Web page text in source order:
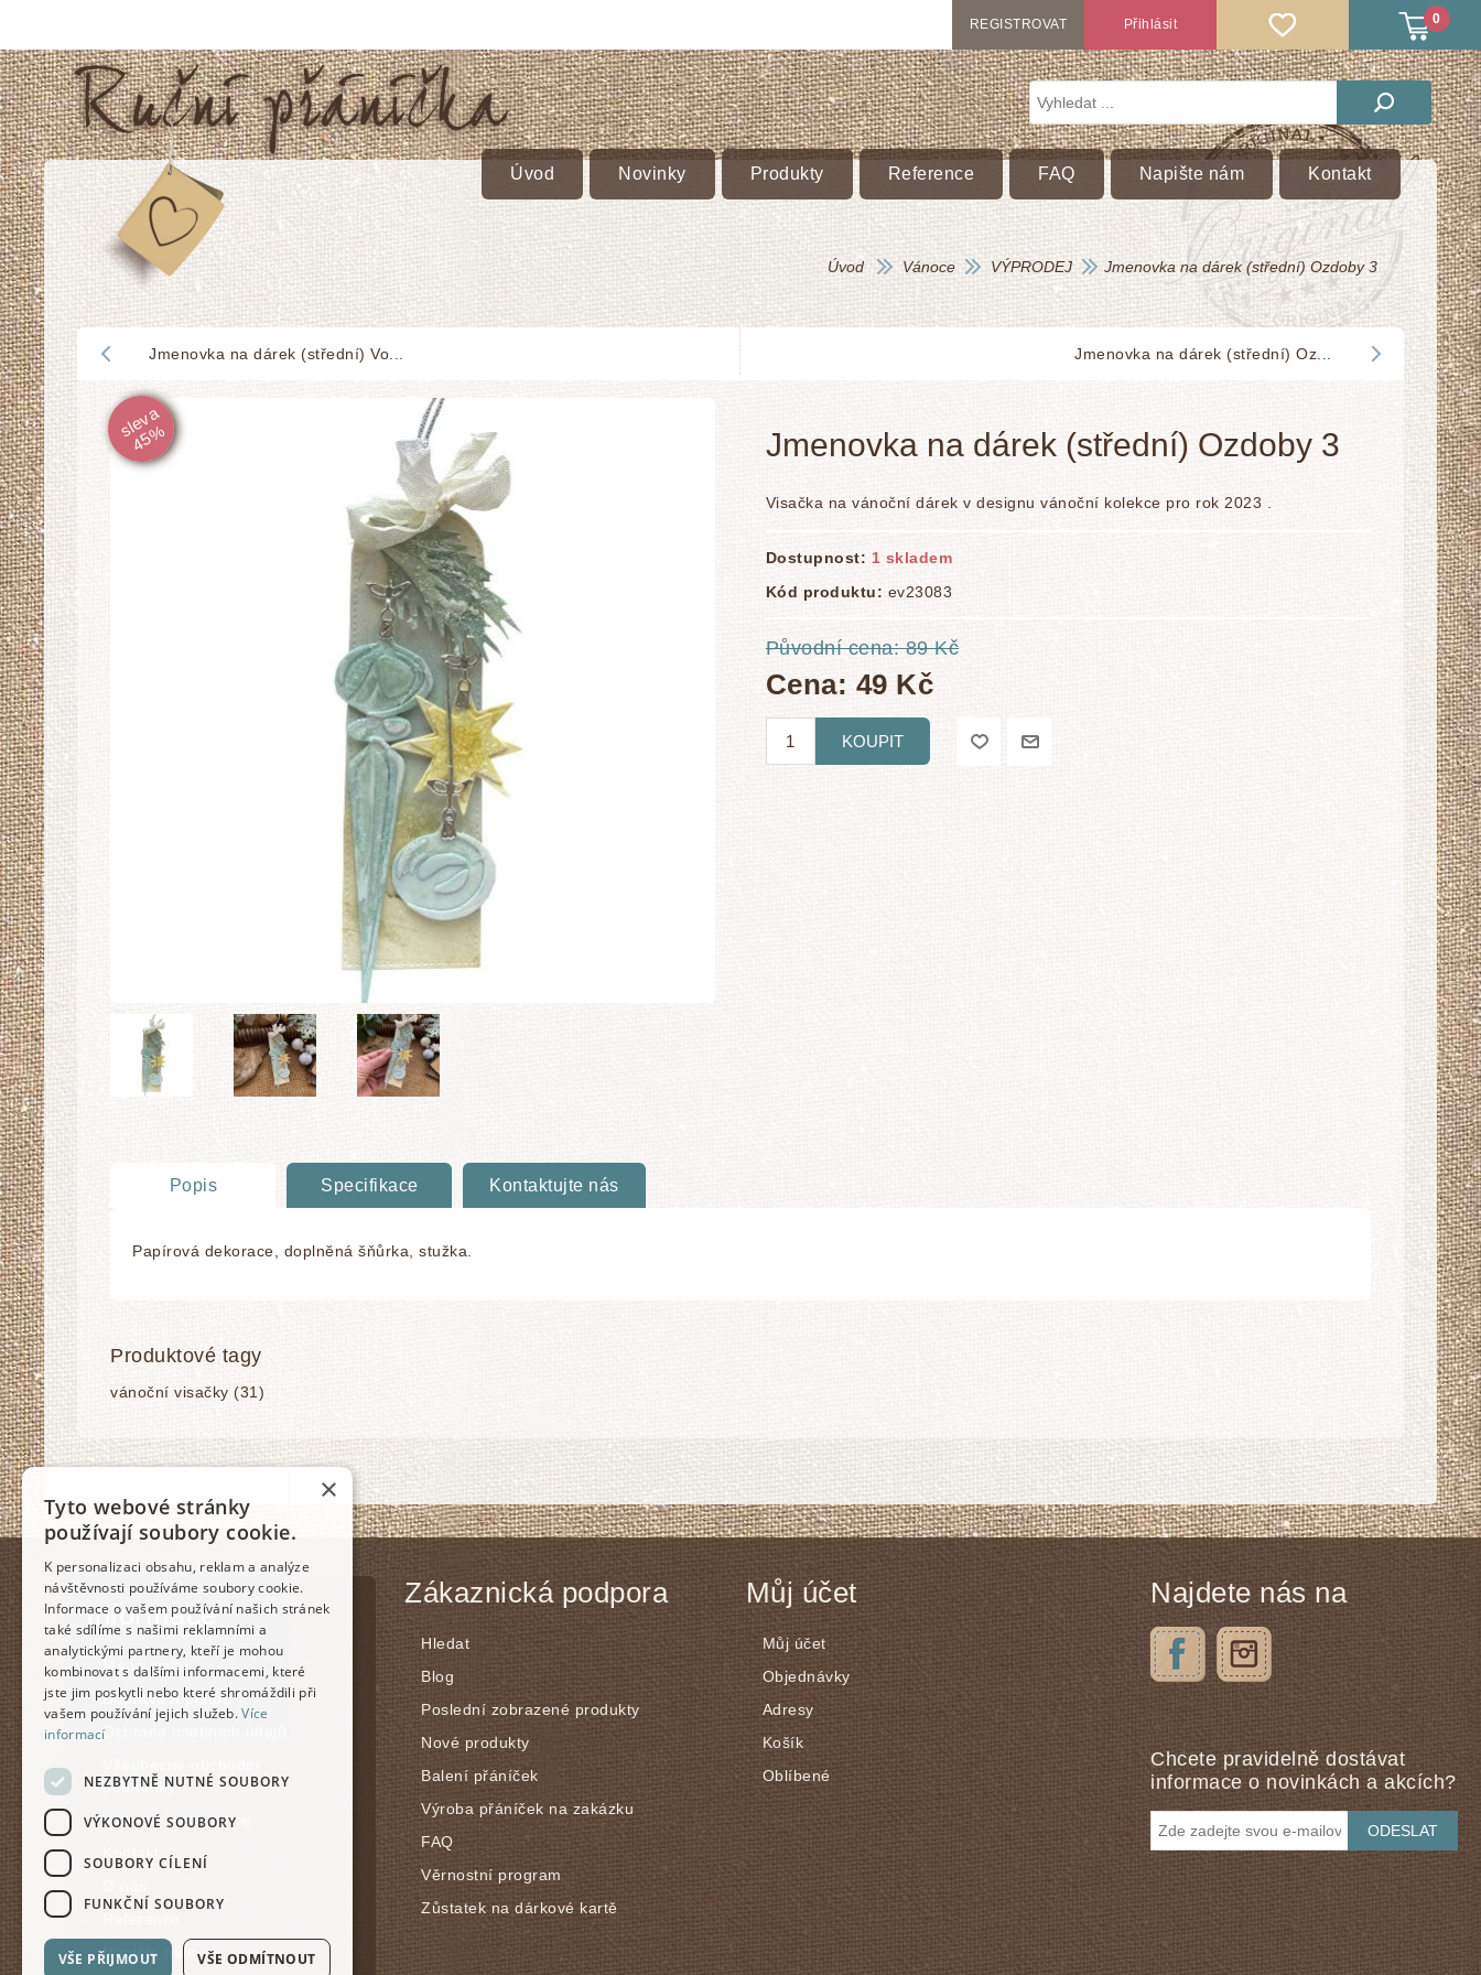
REGISTROVAT Přihlásit 0
Úvod Novinky Produkty Reference FAQ Napište nám Kontakt
Úvod Vánoce VÝPRODEJ Jmenovka na dárek (střední) Ozdoby 3
Jmenovka na dárek (střední) Vo... Jmenovka na dárek (střední) Oz...
sl
e
v
a
4
5
% Jmenovka na dárek (střední) Ozdoby 3
Visačka na vánoční dárek v designu vánoční kolekce pro rok 2023 .
Dostupnost: 1 skladem
Kód produktu: ev23083
Původní cena: 89 Kč
Cena: 49 Kč
KOUPIT
Popis Specifikace Kontaktujte nás
Papírová dekorace, doplnĕná šňůrka, stužka.
Produktové tagy
vánoční visačky (31)
Informace
Mapa webu
Doprava a platba
Ochrana osobních údajů
podmínky
Vrácení / reklamace
Napište nám
Zákaznická podpora
Hledat
Blog
Poslední zobrazené produkty
Nové produkty
Balení přáníček
Výroba přáníček na zakázku
FAQ
Věrnostní program
Zůstatek na dárkové kartě
Můj účet
Můj účet
Objednávky
Adresy
Košík
Oblíbené
Najdete nás na
Chcete pravidelně dostávat
informace o novinkách a akcích?
ODESLAT
×
Tyto webové stránky
používají soubory cookie.
K personalizaci obsahu, reklam a analýze
návštěvnosti používáme soubory cookie.
Informace o vašem používání našich stránek
také sdílíme s našimi reklamními a
analytickými partnery, kteří je mohou
kombinovat s dalšími informacemi, které
jste jim poskytli nebo které shromáždili při
vašem používání jejich služeb.Více
informací
NEZBYTNĚ NUTNÉ SOUBORY
VÝKONOVÉ SOUBORY
SOUBORY CÍLENÍ
FUNKČNÍ SOUBORY
VŠE PŘIJMOUT VŠE ODMÍTNOUT